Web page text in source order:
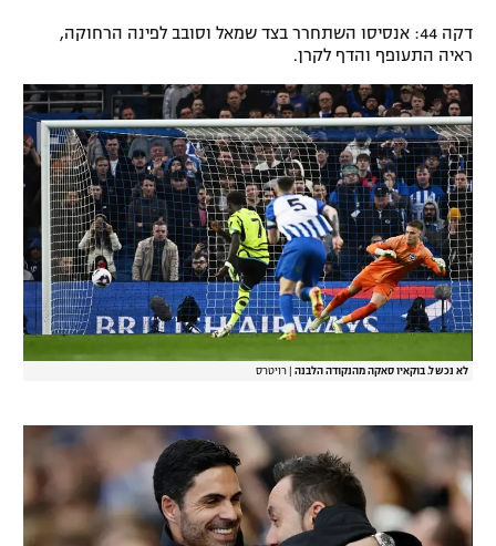
דקה 44: אנסיסו השתחרר בצד שמאל וסובב לפינה הרחוקה,
ראיה התעופף והדף לקרן.
לא נכשל. בוקאיו סאקה מהנקודה הלבנה רויטרס